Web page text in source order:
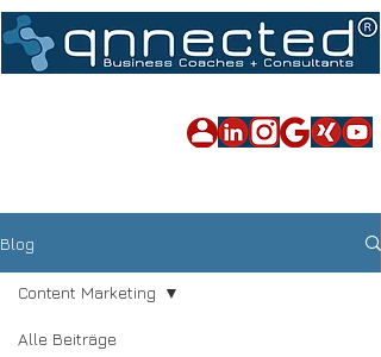
Blog
Alle Beiträge
Content Marketing